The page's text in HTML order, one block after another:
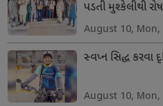
પડતી મુશ્કેલીથી રોષ
August 10, Mon,
સ્વપ્ન સિદ્ધ કરવા
August 10, Mon,